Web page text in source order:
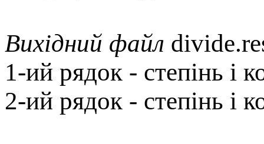
Вихідний файл
1-ий рядок - степінь і
2-ий рядок - степінь і